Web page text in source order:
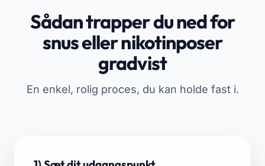
Sådan trapper du ned for
snus eller nikotinposer
gradvist
En enkel, rolig proces, du kan holde fast i.